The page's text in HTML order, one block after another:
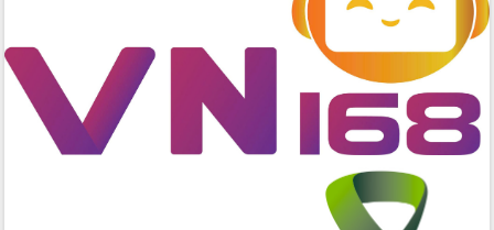
Phát huy vai trò của người có uy tín
trong phòng chống tảo hôn và hôn
nhân cận huyết thống
Nông sản Tây Nguyên thu hút doanh
nghiệp nước ngoài